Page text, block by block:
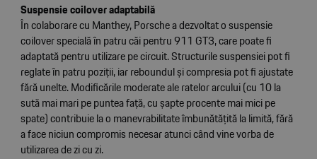
Suspensie coilover adaptabilă
În colaborare cu Manthey, Porsche a dezvoltat o suspensie
coilover specială în patru căi pentru 911 GT3, care poate fi
adaptată pentru utilizare pe circuit. Structurile suspensiei pot fi
reglate în patru poziții, iar reboundul și compresia pot fi ajustate
fără unelte. Modificările moderate ale ratelor arcului (cu 10 la
sută mai mari pe puntea față, cu șapte procente mai mici pe
spate) contribuie la o manevrabilitate îmbunătățită la limită, fără
a face niciun compromis necesar atunci când vine vorba de
utilizarea de zi cu zi.